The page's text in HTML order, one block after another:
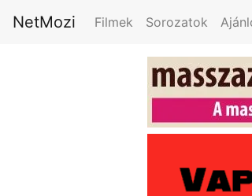
NetMozi Filmek Sorozatok